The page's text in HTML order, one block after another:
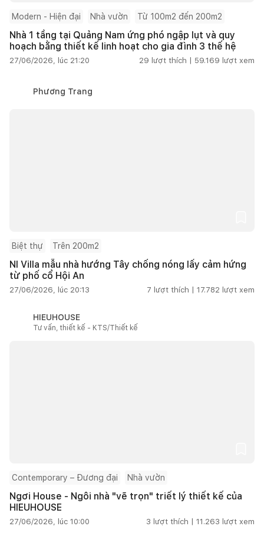
Modern - Hiện đại Nhà vườn Từ 100m2 đến 200m2
Nhà 1 tầng tại Quảng Nam ứng phó ngập lụt và quy
hoạch bằng thiết kế linh hoạt cho gia đình 3 thế hệ
27/06/2026, lúc 21:20 29 lượt thích | 59.169 lượt xem
Phương Trang
Biệt thự Trên 200m2
NI Villa mẫu nhà hướng Tây chống nóng lấy cảm hứng
từ phố cổ Hội An
27/06/2026, lúc 20:13 7 lượt thích | 17.782 lượt xem
HIEUHOUSE
Tư vấn, thiết kế - KTS/Thiết kế
Contemporary – Đương đại Nhà vườn
Ngơi House - Ngôi nhà "vẽ trọn" triết lý thiết kế của
HIEUHOUSE
27/06/2026, lúc 10:00 3 lượt thích | 11.263 lượt xem